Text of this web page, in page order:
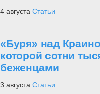
4 августа Статьи
«Буря» над
которой сотни
беженцами
3 августа Статьи